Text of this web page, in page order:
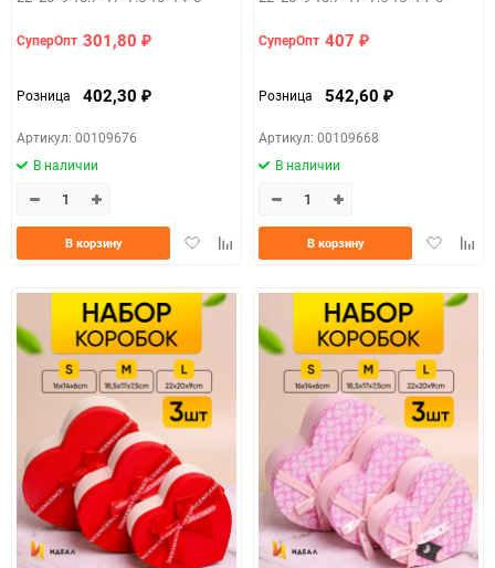
СуперОпт 301,80 ₽
Розница 402,30 ₽
Артикул: 00109676
В наличии
ДобавитьДобавить
В корзину
СуперОпт 407 ₽
Розница 542,60 ₽
Артикул: 00109668
В наличии
Добавить
В корзину